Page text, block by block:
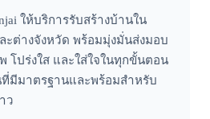
ให้บริการรับสร้างบ้านใน
ต่างจังหวัด พร้อมมุ่งมั่นส่งมอบ
โปร่งใส และใส่ใจในทุกขั้นตอน
มีมาตรฐานและพร้อมสำหรับ
ว